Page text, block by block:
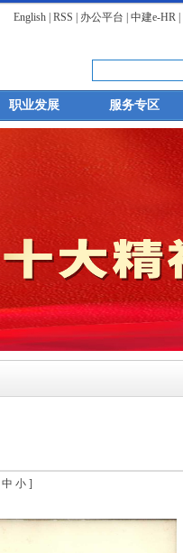
English RSS 办公平台 中建e-HR
职业发展 服务专区
中 小 ]